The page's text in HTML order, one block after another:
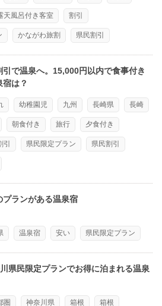
天風呂付き客室 割引
かながわ旅割 県民割引
引で温泉へ。15,000円以内で食事付き
は？
幼稚園児 九州 長崎県 長崎
朝食付き 旅行 夕食付き
引 県民限定プラン 県民割引
プランがある温泉宿
温泉宿 安い 県民限定プラン
県民限定プランでお得に泊まれる温泉
圏 神奈川県 箱根 箱根